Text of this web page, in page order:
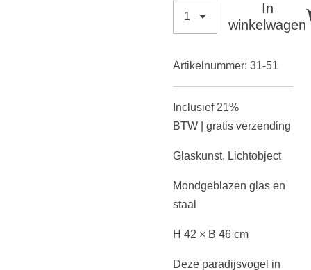
In
winkelwagen
Artikelnummer: 31-51
Inclusief 21%
BTW
gratis verzending
Glaskunst, Lichtobject
Mondgeblazen glas en
staal
H 42 × B 46 cm
Deze paradijsvogel in